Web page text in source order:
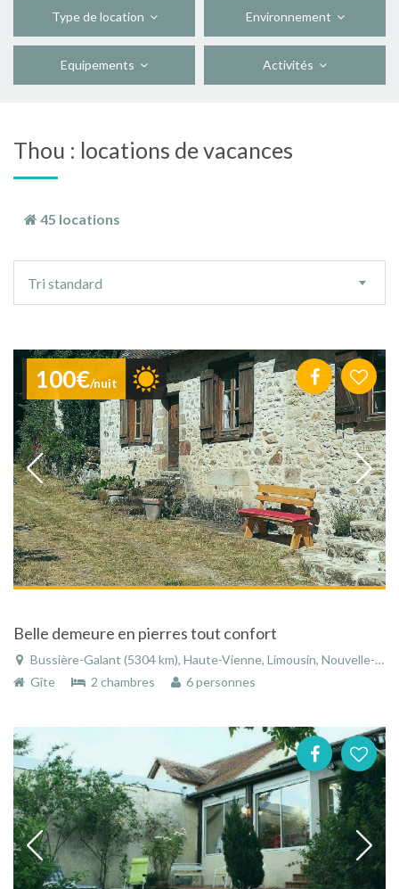
Type de location Environnement
Equipements Activités
Thou : locations de vacances
45 locations
tri
Tri standard
100€/nuit
Belle demeure en pierres tout confort
Bussière-Galant (5304 km), Haute-Vienne, Limousin, Nouvelle-Aquitaine, France
Gîte
2 chambres 6 personnes